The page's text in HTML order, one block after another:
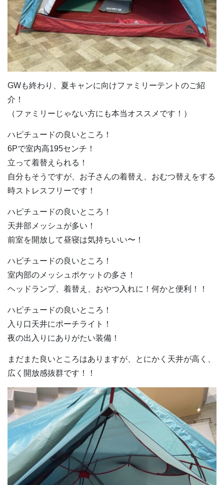
GWも終わり、夏キャンに向けファミリーテントのご紹
介！
（ファミリーじゃない方にも本当オススメです！）
ハピチュードの良いところ！
6Pで室内高195センチ！
立って着替えられる！
自分もそうですが、お子さんの着替え、おむつ替えをする
時ストレスフリーです！
ハピチュードの良いところ！
天井部メッシュが多い！
前室を開放して昼寝は気持ちいい〜！
ハピチュードの良いところ！
室内部のメッシュポケットの多さ！
ヘッドランプ、着替え、おやつ入れに！何かと便利！！
ハピチュードの良いところ！
入り口天井にポーチライト！
夜の出入りにありがたい装備！
まだまた良いところはありますが、とにかく天井が高く、
広く開放感抜群です！！